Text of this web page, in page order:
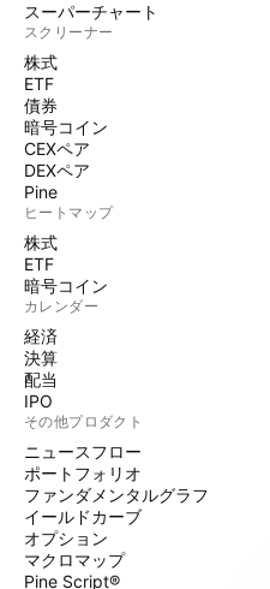
スーパーチャート
スクリーナー
株式
ETF
債券
暗号コイン
CEXペア
DEXペア
Pine
ヒートマップ
株式
ETF
暗号コイン
カレンダー
経済
決算
配当
IPO
その他プロダクト
ニュースフロー
ポートフォリオ
ファンダメンタルグラフ
イールドカーブ
オプション
マクロマップ
Pine Script®